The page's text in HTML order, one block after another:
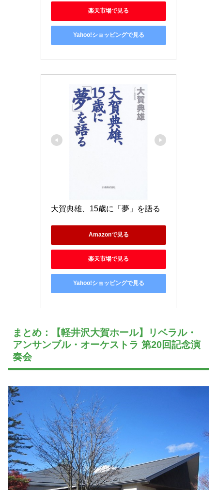
楽天市場で見る
Yahoo!ショッピングで見る
大賀典雄、15歳に「夢」を語る
Amazonで見る
楽天市場で見る
Yahoo!ショッピングで見る
まとめ：【軽井沢大賀ホール】リベラル・
アンサンブル・オーケストラ 第20回記念演
奏会